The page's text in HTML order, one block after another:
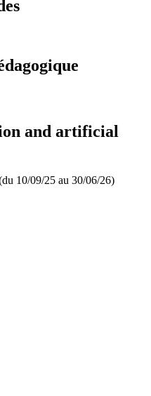
and artificial
10/09/25 au 30/06/26)